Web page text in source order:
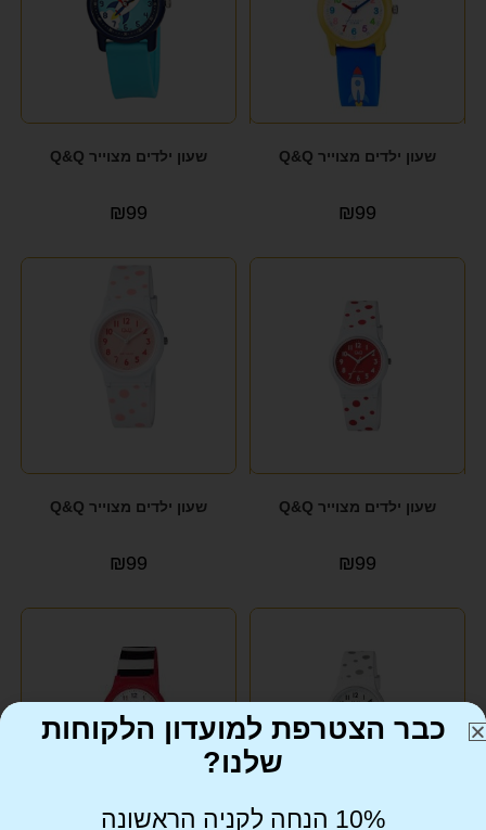
שעון ילדים מצוייר Q&Q
₪99
שעון ילדים מצוייר Q&Q
₪99
שעון ילדים מצוייר Q&Q
₪99
שעון ילדים מצוייר Q&Q
₪99
כבר הצטרפת למועדון הלקוחות
שלנו?
10% הנחה לקניה הראשונה